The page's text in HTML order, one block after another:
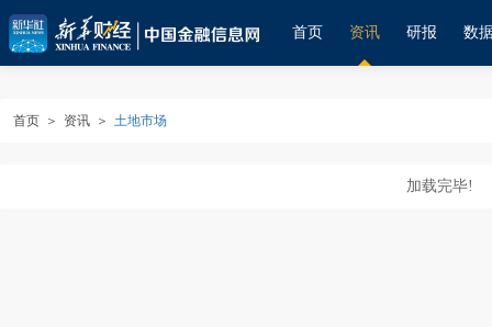
首页 资讯 研报 数
首页 ＞ 资讯 ＞ 土地市场
加载完毕!